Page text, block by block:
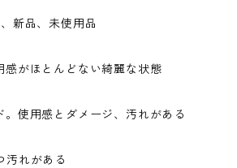
新品、未使用品
感がほとんどない綺麗な状態
使用感とダメージ、汚れがある
汚れがある